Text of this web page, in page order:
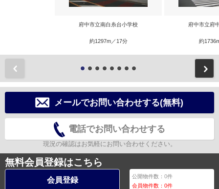
府中市立南白糸台小学校
約1297m／17分
府中市立府
約
メールでお問い合わせする(無料)
電話でお問い合わせする
現況の確認はお気軽にお問い合わせください。
無料会員登録はこちら
会員登録 公開物件数：0件
会員物件数：0件